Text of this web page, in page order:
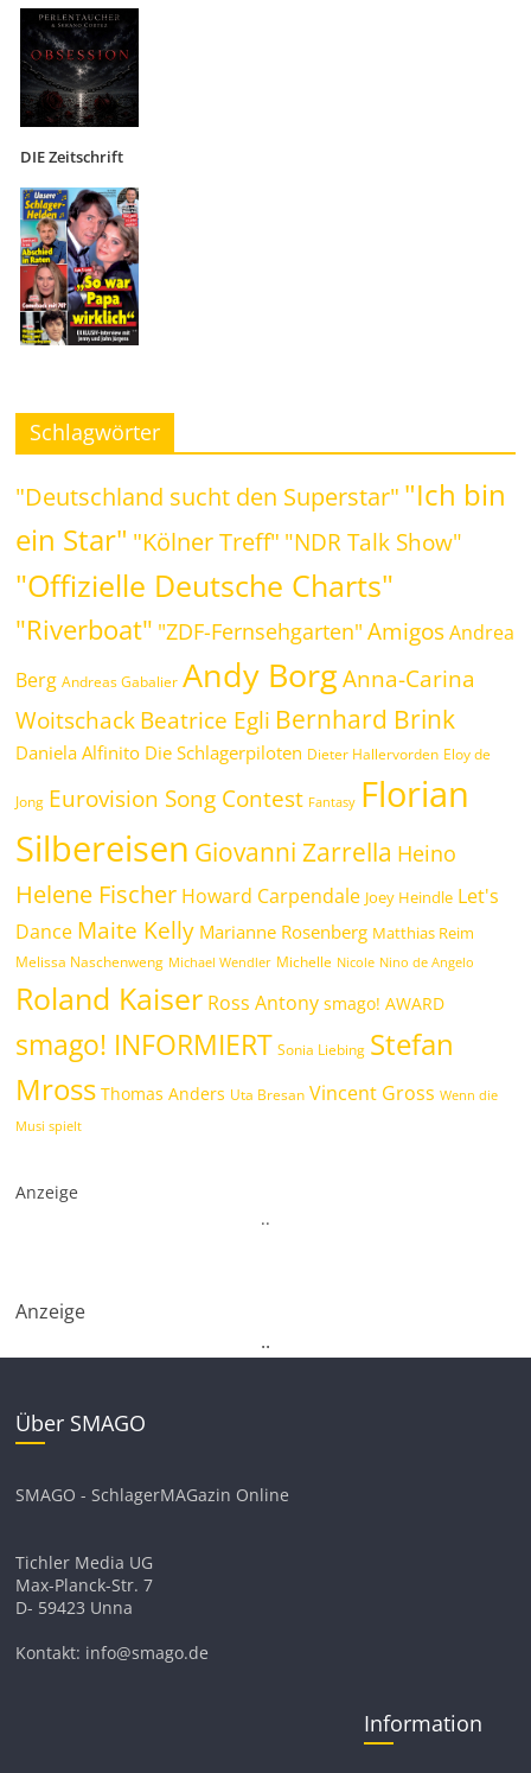
DIE Zeitschrift
Schlagwörter
"Deutschland sucht den Superstar" "Ich bin
ein Star" "Kölner Treff" "NDR Talk Show"
"Offizielle Deutsche Charts"
"Riverboat" "ZDF-Fernsehgarten" Amigos Andrea
Berg Andreas Gabalier Andy Borg Anna-Carina
WoitschackBeatrice Egli Bernhard Brink
Daniela Alfinito Die Schlagerpiloten Dieter Hallervorden Eloy de
Jong Eurovision Song Contest Fantasy Florian
Silbereisen Giovanni Zarrella Heino
Helene Fischer Howard Carpendale Joey Heindle Let's
Dance Maite Kelly Marianne Rosenberg Matthias Reim
Melissa Naschenweng Michael Wendler Michelle Nicole Nino de Angelo
Roland Kaiser Ross Antony smago! AWARD
smago! INFORMIERT Sonia Liebing Stefan
Mross Thomas Anders Uta Bresan Vincent Gross Wenn die
Musi spielt
Anzeige
..
Anzeige
..
Über SMAGO
SMAGO - SchlagerMAGazin Online
Tichler Media UG
Max-Planck-Str. 7
D- 59423 Unna
Kontakt: info@smago.de
Information